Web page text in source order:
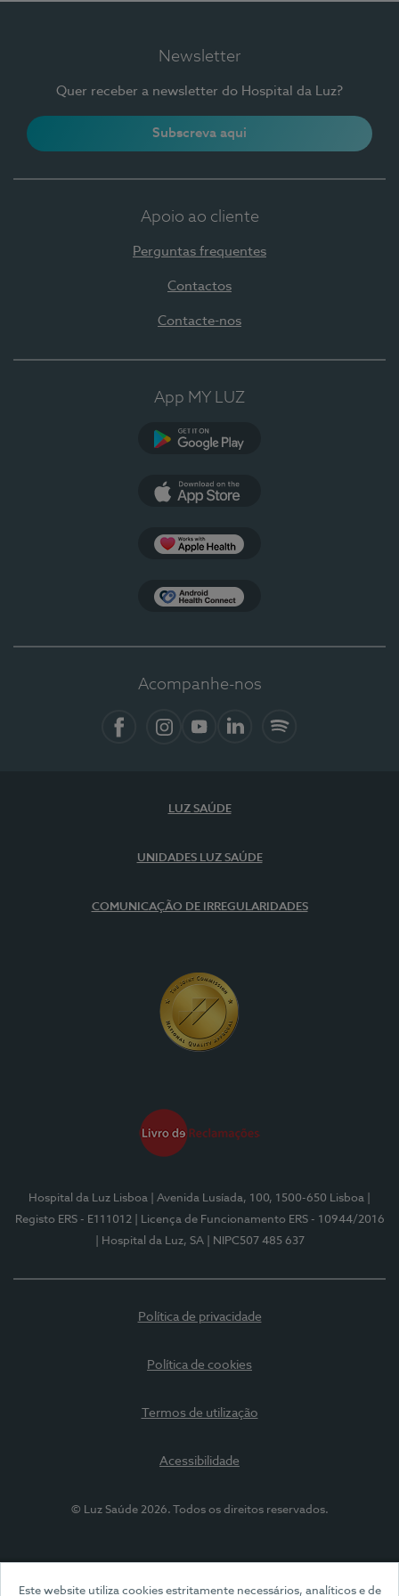
Este website utiliza cookies estritamente necessários, analíticos e de
Newsletter
Quer receber a newsletter do Hospital da Luz?
Subscreva aqui
Apoio ao cliente
Perguntas frequentes
Contactos
Contacte-nos
App MY LUZ
Acompanhe-nos
LUZ SAÚDE
UNIDADES LUZ SAÚDE
COMUNICAÇÃO DE IRREGULARIDADES
Hospital da Luz Lisboa | Avenida Lusíada, 100, 1500-650 Lisboa
Registo ERS - E111012
| Licença de Funcionamento ERS - 10944/2016
| Hospital da Luz, SA
| NIPC507 485 637
Política de privacidade
Política de cookies
Termos de utilização
Acessibilidade
© Luz Saúde 2026. Todos os direitos reservados.